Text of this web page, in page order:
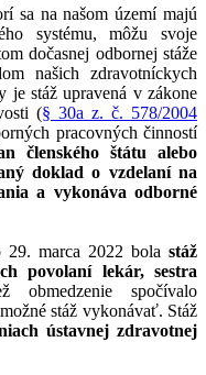
sa na našom území majú
systému, môžu svoje
dočasnej odbornej stáže
našich zdravotníckych
je stáž upravená v zákone
(§ 30a z. č. 578/2004
pracovných činností
členského štátu alebo
doklad o vzdelaní na
a vykonáva odborné
marca 2022 bola stáž
povolaní lekár, sestra
obmedzenie spočívalo
stáž vykonávať. Stáž
ústavnej zdravotnej